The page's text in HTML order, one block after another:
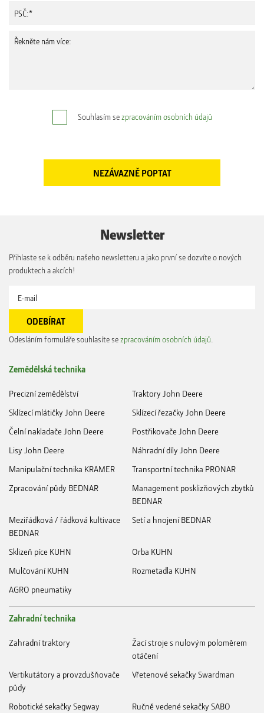
Souhlasím sezpracováním osobních údajů
Newsletter
Přihlaste se k odběru našeho newsletteru a jako první se dozvíte o nových
produktech a akcích!
Odesláním formuláře souhlasíte sezpracováním osobních údajů
Zemědělská technika
Precizní zemědělství
Traktory John Deere
Sklízecí mlátičky John Deere
Sklízecí řezačky John Deere
Čelní nakladače John Deere
Postřikovače John Deere
Lisy John Deere
Náhradní díly John Deere
Manipulační technika KRAMER
Transportní technika PRONAR
Zpracování půdy BEDNAR
Management posklizňových zbytků
BEDNAR
Meziřádková / řádková kultivace
BEDNAR
Setí a hnojení BEDNAR
Sklizeň píce KUHN
Orba KUHN
Mulčování KUHN
Rozmetadla KUHN
AGRO pneumatiky
Zahradní technika
Zahradní traktory
Žací stroje s nulovým poloměrem
otáčení
Vertikutátory a provzdušňovače
půdy
Vřetenové sekačky Swardman
Robotické sekačky Segway
Ručně vedené sekačky SABO